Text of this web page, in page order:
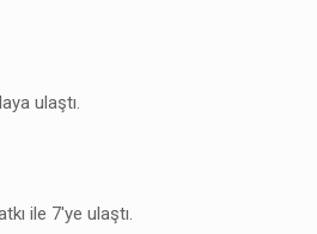
ulaştı.
ile 7'ye ulaştı.